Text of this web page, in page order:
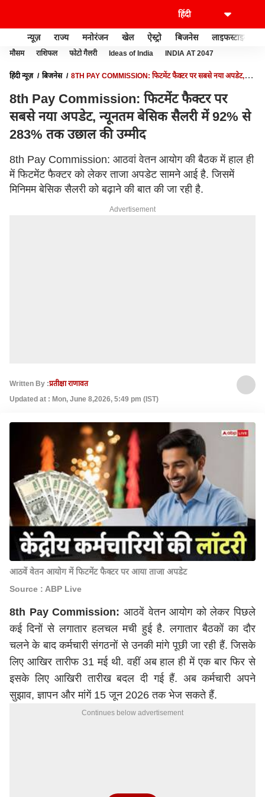
न्यूज़ राज्य मनोरंजन खेल ऐस्ट्रो बिजनेस लाइफस्टाइल
मौसम राशिफल फोटो गैलरी Ideas of India INDIA AT 2047
हिंदी न्यूज़ बिजनेस
8TH PAY COMMISSION: फिटमेंट फैक्टर पर सबसे नया अपडेट,
8th Pay Commission: फिटमेंट फैक्टर पर
सबसे नया अपडेट, न्यूनतम बेसिक सैलरी में 92% से
283% तक उछाल की उम्मीद
8th Pay Commission: आठवां वेतन आयोग की बैठक में हाल ही
में फिटमेंट फैक्टर को लेकर ताजा अपडेट सामने आई है. जिसमें
मिनिमम बेसिक सैलरी को बढ़ाने की बात की जा रही है.
Advertisement
Written By :प्रतीक्षा राणावत
Updated at : Mon, June 8,2026, 5:49 pm (IST)
आठवें वेतन आयोग में फिटमेंट फैक्टर पर आया ताजा अपडेट
Source : ABP Live
8th Pay Commission: आठवें वेतन आयोग को लेकर पिछले
कई दिनों से लगातार हलचल मची हुई है. लगातार बैठकों का दौर
चलने के बाद कर्मचारी संगठनों से उनकी मांगे पूछी जा रही हैं. जिसके
लिए आखिर तारीफ 31 मई थी. वहीं अब हाल ही में एक बार फिर से
इसके लिए आखिरी तारीख बदल दी गई हैं. अब कर्मचारी अपने
सुझाव, ज्ञापन और मांगें 15 जून 2026 तक भेज सकते हैं.
Continues below advertisement